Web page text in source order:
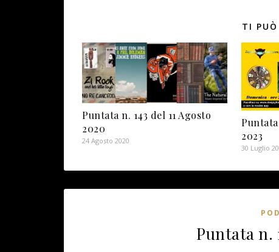
TI PUÒ
Puntata n. 143 del 11 Agosto
2020
24 Agosto 2020
2023
30 Luglio
Puntata n.